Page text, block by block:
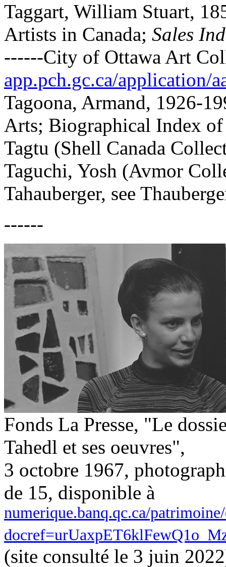
Taggart, William Stuart,
Artists in Canada; Sales In
------City of Ottawa Art
app.pch.gc.ca/application/
Tagoona, Armand, 1926-
Arts; Biographical Index
Tagtu (Shell Canada
Taguchi, Yosh (Avmor
Tahauberger, see
------
Fonds La Presse, "Le
Tahedl et ses oeuvres",
3 octobre 1967,
de 15, disponible à
numerique.banq.qc.ca/
(site consulté le 3 juin